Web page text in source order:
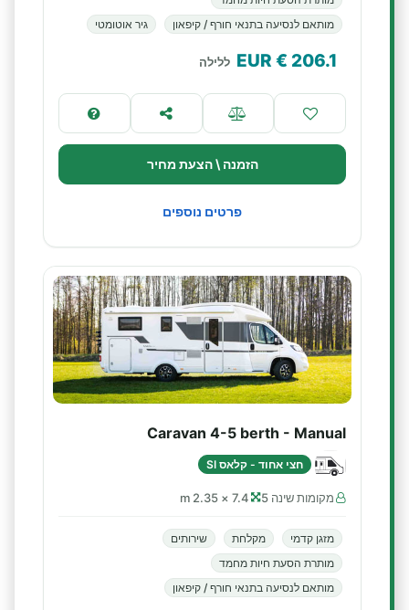
מותאם לנסיעה בתנאי חורף / קיפאון
גיר אוטומטי
206.1
€ EUR ללילה
הזמנה \ הצעת מחיר
פרטים נוספים
Caravan 4-5 berth - Manual
חצי אחוד - קלאס SI
מקומות שינה 5 7.4 × 2.35 m
מזגן קדמי מקלחת
שירותים
מותרת הסעת חיות מחמד
מותאם לנסיעה בתנאי חורף / קיפאון